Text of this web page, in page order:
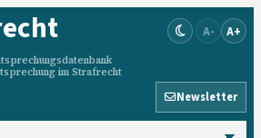
im Strafrecht
A- A+
Newsletter